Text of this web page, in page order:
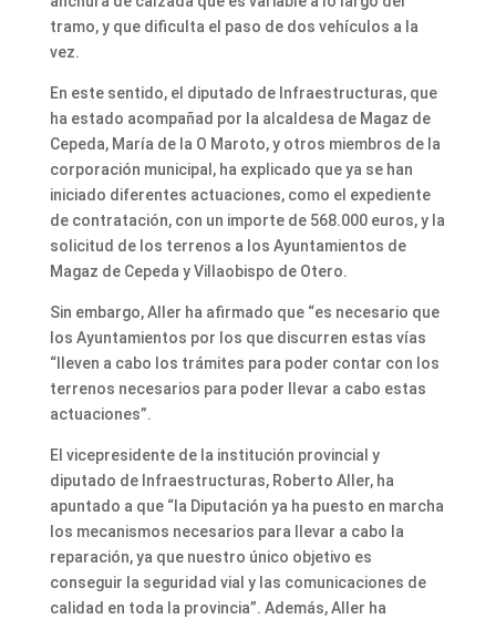
tramo, y que dificulta el paso de dos vehículos a la
vez.
En este sentido, el diputado de Infraestructuras, que
ha estado acompañad por la alcaldesa de Magaz de
Cepeda, María de la O Maroto, y otros miembros de la
corporación municipal, ha explicado que ya se han
iniciado diferentes actuaciones, como el expediente
de contratación, con un importe de 568.000 euros, y la
solicitud de los terrenos a los Ayuntamientos de
Magaz de Cepeda y Villaobispo de Otero.
Sin embargo, Aller ha afirmado que “es necesario que
los Ayuntamientos por los que discurren estas vías
“lleven a cabo los trámites para poder contar con los
terrenos necesarios para poder llevar a cabo estas
actuaciones”.
El vicepresidente de la institución provincial y
diputado de Infraestructuras, Roberto Aller, ha
apuntado a que “la Diputación ya ha puesto en marcha
los mecanismos necesarios para llevar a cabo la
reparación, ya que nuestro único objetivo es
conseguir la seguridad vial y las comunicaciones de
calidad en toda la provincia”. Además, Aller ha